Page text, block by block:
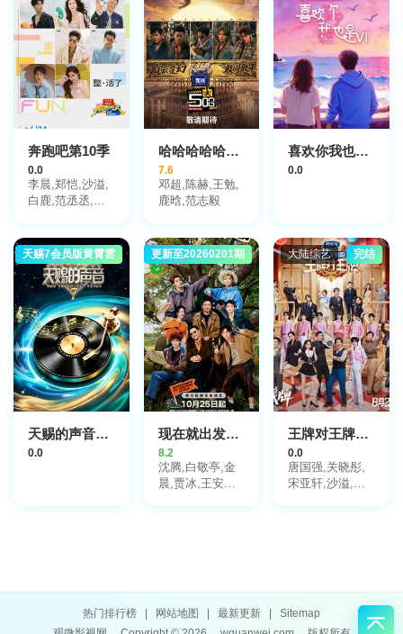
奔跑吧第10季
0.0
李晨,郑恺,沙溢,
白鹿,范丞丞,张
哈哈哈哈哈第6季
7.6
邓超,陈赫,王勉,
鹿晗,范志毅
喜欢你我也是第6季
0.0
天赐7会员版黄霄雲
天赐的声音第7季
0.0
大陆综艺
更新至20260201期
现在就出发第3季
8.2
沈腾,白敬亭,金
晨,贾冰,王安宇,
大陆综艺 完结
王牌对王牌第9季
0.0
唐国强,关晓彤,
宋亚轩,沙溢,杨
阳,马嘉祺,丁程
鑫,刘耀文,张真
源,严浩翔,贺峻
热门排行榜 网站地图 最新更新
Sitemap